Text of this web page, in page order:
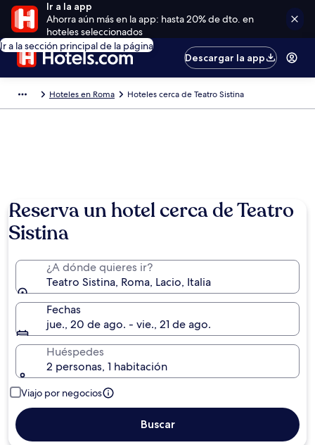
Ir a la app
Ahorra aún más en la app: hasta 20% de dto. en
hoteles seleccionados
Ir a la sección principal de la página
Descargar la app
Hoteles en Roma Hoteles cerca de Teatro Sistina
Reserva un hotel cerca de Teatro
Sistina
¿A dónde quieres ir?
Teatro Sistina, Roma, Lacio, Italia
Fechas
jue., 20 de ago. - vie., 21 de ago.
Huéspedes
2 personas, 1 habitación
Viajo por negocios
Buscar